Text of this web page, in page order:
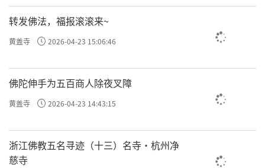
转发佛法，福报滚滚来~
黄盖寺 2026-04-23 15:06:46
佛陀伸手为五百商人除夜叉障
黄盖寺 2026-04-23 14:43:15
浙江佛教五名寻迹（十三）名寺·杭州净
慈寺